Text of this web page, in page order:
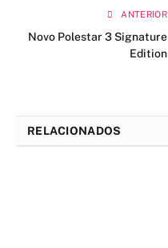
ANTERIOR
Novo Polestar 3 Signature
Edition
RELACIONADOS